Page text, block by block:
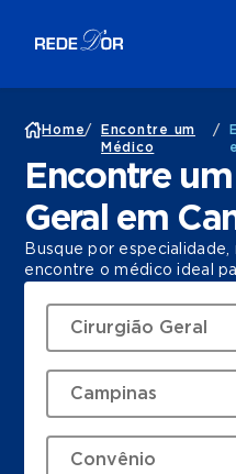
Home/
Encontre um
Médico
/
Encontre
Geral em
Busque por especialidade,
encontre o médico ideal